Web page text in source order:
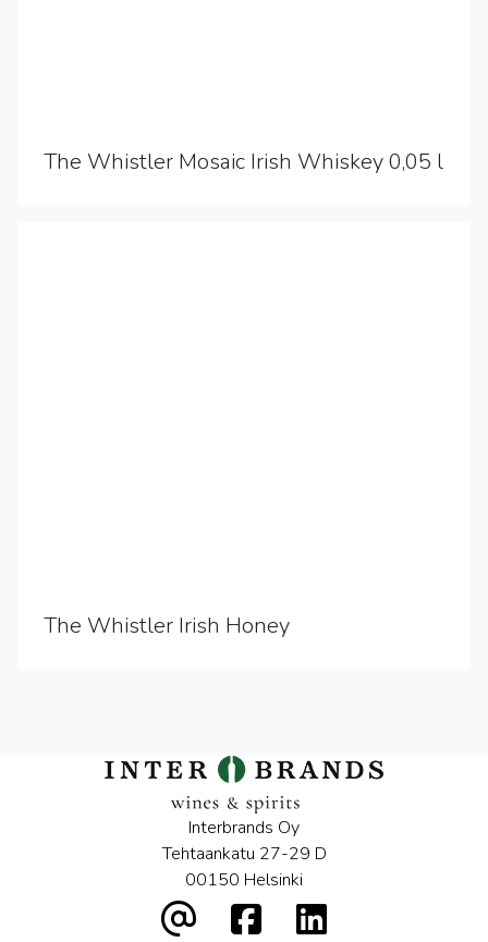
The Whistler Mosaic Irish Whiskey 0,05 l
The Whistler Irish Honey
Interbrands Oy
Tehtaankatu 27-29 D
00150 Helsinki